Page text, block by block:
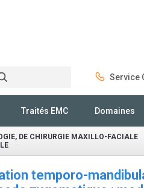
Service
Traités EMC Domaines
DE CHIRURGIE MAXILLO-FACIALE
temporo-